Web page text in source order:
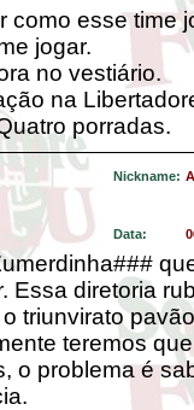
como esse time
jogar.
no vestiário.
na
porradas.
Nickname:
Data:
Essa diretoria
triunvirato
teremos
o problema é